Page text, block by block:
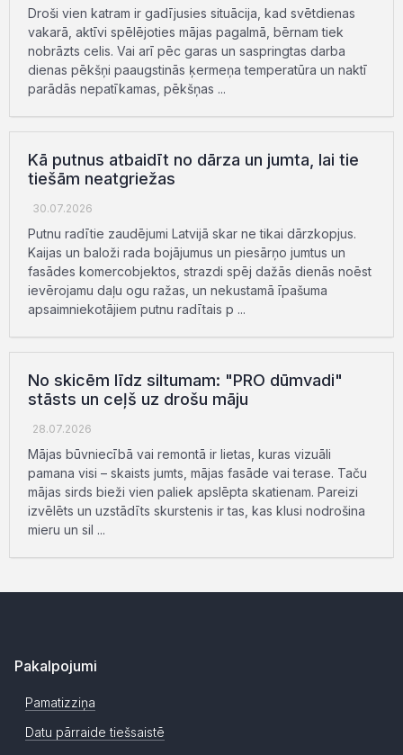
Droši vien katram ir gadījusies situācija, kad svētdienas
vakarā, aktīvi spēlējoties mājas pagalmā, bērnam tiek
nobrāzts celis. Vai arī pēc garas un saspringtas darba
dienas pēkšņi paaugstinās ķermeņa temperatūra un naktī
parādās nepatīkamas, pēkšņas ...
Kā putnus atbaidīt no dārza un jumta, lai tie
tiešām neatgriežas
30.07.2026
Putnu radītie zaudējumi Latvijā skar ne tikai dārzkopjus.
Kaijas un baloži rada bojājumus un piesārņo jumtus un
fasādes komercobjektos, strazdi spēj dažās dienās noēst
ievērojamu daļu ogu ražas, un nekustamā īpašuma
apsaimniekotājiem putnu radītais p ...
No skicēm līdz siltumam: "PRO dūmvadi"
stāsts un ceļš uz drošu māju
28.07.2026
Mājas būvniecībā vai remontā ir lietas, kuras vizuāli
pamana visi – skaists jumts, mājas fasāde vai terase. Taču
mājas sirds bieži vien paliek apslēpta skatienam. Pareizi
izvēlēts un uzstādīts skurstenis ir tas, kas klusi nodrošina
mieru un sil ...
Pakalpojumi
Pamatizziņa
Datu pārraide tiešsaistē